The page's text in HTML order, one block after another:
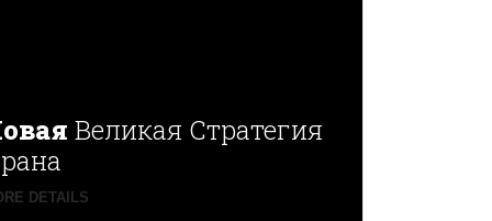
Великая Стратегия
DETAILS